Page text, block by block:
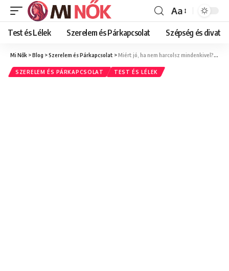
Font
Resizer
Aa
Test és Lélek Szerelem és Párkapcsolat Szépség és divat
Mi Nők >Blog >Szerelem és Párkapcsolat >Miért jó, ha nem harcolsz mindenkivel? Az egészséges határhúzás női szempontból
SZERELEM ÉS PÁRKAPCSOLAT TEST ÉS LÉLEK